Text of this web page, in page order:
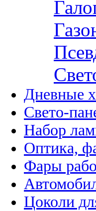
Дневные
Свето-
Набор
Оптика,
Фары
Цоколи